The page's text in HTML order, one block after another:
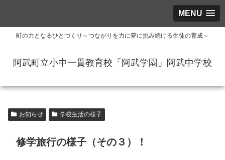
MENU
町の力となるひとづくり～つながりを力に夢に挑み続ける生徒の育成～
阿武町立小中一貫教育校「阿武学園」阿武中学校
お知らせ 学校生活の様子
修学旅行の様子（その３）！